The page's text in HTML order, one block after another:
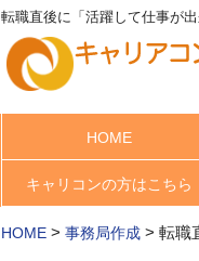
転職直後に「活躍して仕事が
HOME
キャリコンの方はこちら
HOME > 事務局作成 > 転職